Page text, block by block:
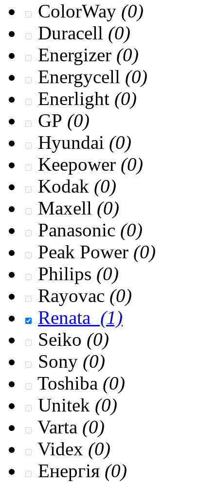
ColorWay (0)
Duracell (0)
Energizer (0)
Energycell (0)
Enerlight (0)
GP (0)
Hyundai (0)
Keepower (0)
Kodak (0)
Maxell (0)
Panasonic (0)
Peak Power (0)
Philips (0)
Rayovac (0)
Renata (1)
Seiko (0)
Sony (0)
Toshiba (0)
Unitek (0)
Varta (0)
Videx (0)
Енергія (0)